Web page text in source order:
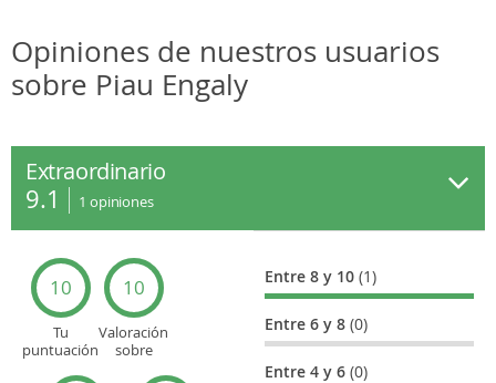
Opiniones de nuestros usuarios
sobre Piau Engaly
Extraordinario
9.1 1 opiniones
10
Tu
puntuación
10
Valoración
sobre
Entre 8 y 10(1)
Entre 6 y 8(0)
Entre 4 y 6(0)